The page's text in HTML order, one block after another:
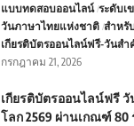
แบบทดสอบออนไลน์ ระดับเ
วันภาษาไทยแห่งชาติ สำหรั
เกียรติบัตรออนไลน์ฟรี-วันส
กรกฎาคม 21, 2026
เกียรติบัตรออนไลน์ฟรี
โลก 2569 ผ่านเกณฑ์ 80